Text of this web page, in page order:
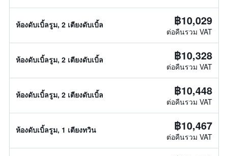
ห้องดับเบิ้ลรูม, 2 เตียงดับเบิ้ล ฿10,029
ต่อคืนรวม VAT
ห้องดับเบิ้ลรูม, 2 เตียงดับเบิ้ล ฿10,328
ต่อคืนรวม VAT
ห้องดับเบิ้ลรูม, 2 เตียงดับเบิ้ล ฿10,448
ต่อคืนรวม VAT
ห้องดับเบิ้ลรูม, 1 เตียงทวิน ฿10,467
ต่อคืนรวม VAT